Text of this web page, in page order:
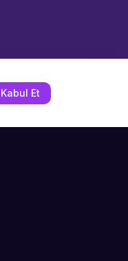
Müşteri Hizmetleri
Şu an çevrimiçi
Kabul Et